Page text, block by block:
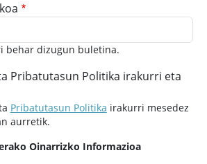
behar dizugun buletina.
Pribatutasun Politika irakurri eta
Pribatutasun Politika irakurri mesedez
aurretik.
Oinarrizko Informazioa